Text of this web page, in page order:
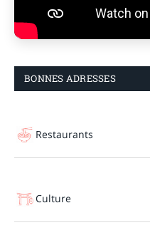
BONNES ADRESSES
Restaurants
Culture